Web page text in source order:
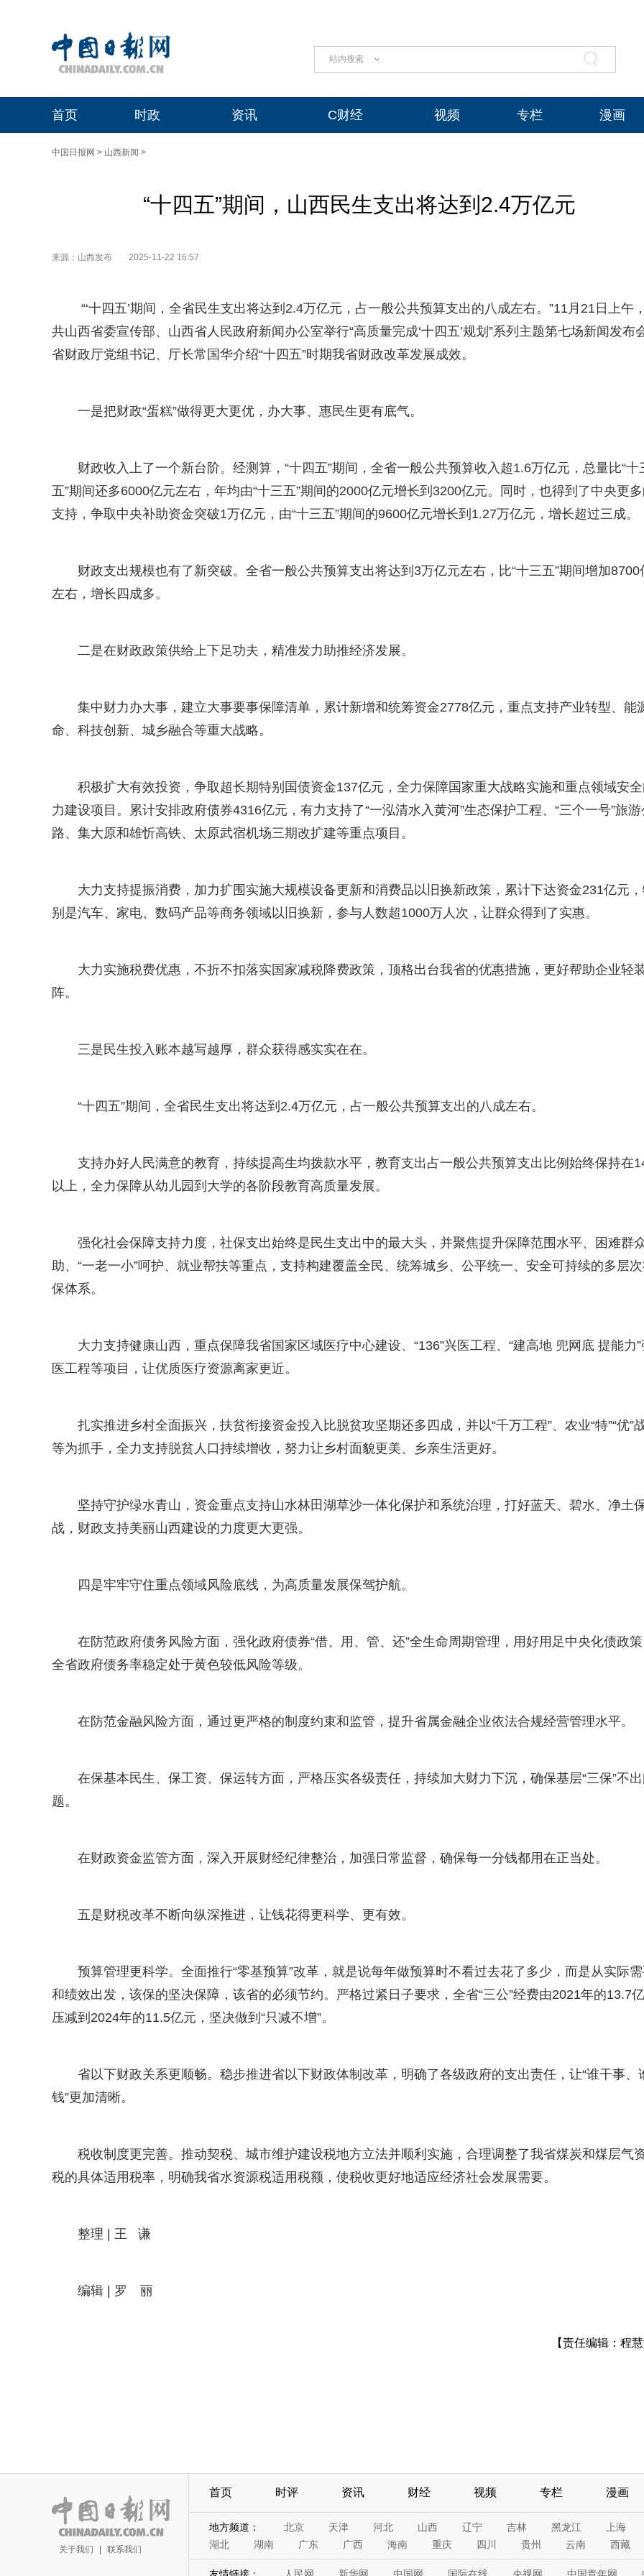
站内搜索
首页 时政 资讯 C财经 视频 专栏 漫画
中国日报网 > 山西新闻 >
“十四五”期间，山西民生支出将达到2.4万亿元
来源：山西发布 2025-11-22 16:57
“‘十四五’期间，全省民生支出将达到2.4万亿元，占一般公共预算支出的八成左右。”11月21日上午
共山西省委宣传部、山西省人民政府新闻办公室举行“高质量完成‘十四五’规划”系列主题第七场新闻发布
省财政厅党组书记、厅长常国华介绍“十四五”时期我省财政改革发展成效。
一是把财政“蛋糕”做得更大更优，办大事、惠民生更有底气。
财政收入上了一个新台阶。经测算，“十四五”期间，全省一般公共预算收入超1.6万亿元，总量比“十
五”期间还多6000亿元左右，年均由“十三五”期间的2000亿元增长到3200亿元。同时，也得到了中央更
支持，争取中央补助资金突破1万亿元，由“十三五”期间的9600亿元增长到1.27万亿元，增长超过三成。
财政支出规模也有了新突破。全省一般公共预算支出将达到3万亿元左右，比“十三五”期间增加8700
左右，增长四成多。
二是在财政政策供给上下足功夫，精准发力助推经济发展。
集中财力办大事，建立大事要事保障清单，累计新增和统筹资金2778亿元，重点支持产业转型、能
命、科技创新、城乡融合等重大战略。
积极扩大有效投资，争取超长期特别国债资金137亿元，全力保障国家重大战略实施和重点领域安
力建设项目。累计安排政府债券4316亿元，有力支持了“一泓清水入黄河”生态保护工程、“三个一号”旅游
路、集大原和雄忻高铁、太原武宿机场三期改扩建等重点项目。
大力支持提振消费，加力扩围实施大规模设备更新和消费品以旧换新政策，累计下达资金231亿元
别是汽车、家电、数码产品等商务领域以旧换新，参与人数超1000万人次，让群众得到了实惠。
大力实施税费优惠，不折不扣落实国家减税降费政策，顶格出台我省的优惠措施，更好帮助企业轻
阵。
三是民生投入账本越写越厚，群众获得感实实在在。
“十四五”期间，全省民生支出将达到2.4万亿元，占一般公共预算支出的八成左右。
支持办好人民满意的教育，持续提高生均拨款水平，教育支出占一般公共预算支出比例始终保持在
以上，全力保障从幼儿园到大学的各阶段教育高质量发展。
强化社会保障支持力度，社保支出始终是民生支出中的最大头，并聚焦提升保障范围水平、困难群
助、“一老一小”呵护、就业帮扶等重点，支持构建覆盖全民、统筹城乡、公平统一、安全可持续的多层
保体系。
大力支持健康山西，重点保障我省国家区域医疗中心建设、“136”兴医工程、“建高地 兜网底 提能力”
医工程等项目，让优质医疗资源离家更近。
扎实推进乡村全面振兴，扶贫衔接资金投入比脱贫攻坚期还多四成，并以“千万工程”、农业“特”“优”
等为抓手，全力支持脱贫人口持续增收，努力让乡村面貌更美、乡亲生活更好。
坚持守护绿水青山，资金重点支持山水林田湖草沙一体化保护和系统治理，打好蓝天、碧水、净土
战，财政支持美丽山西建设的力度更大更强。
四是牢牢守住重点领域风险底线，为高质量发展保驾护航。
在防范政府债务风险方面，强化政府债券“借、用、管、还”全生命周期管理，用好用足中央化债政
全省政府债务率稳定处于黄色较低风险等级。
在防范金融风险方面，通过更严格的制度约束和监管，提升省属金融企业依法合规经营管理水平。
在保基本民生、保工资、保运转方面，严格压实各级责任，持续加大财力下沉，确保基层“三保”不
题。
在财政资金监管方面，深入开展财经纪律整治，加强日常监督，确保每一分钱都用在正当处。
五是财税改革不断向纵深推进，让钱花得更科学、更有效。
预算管理更科学。全面推行“零基预算”改革，就是说每年做预算时不看过去花了多少，而是从实际
和绩效出发，该保的坚决保障，该省的必须节约。严格过紧日子要求，全省“三公”经费由2021年的13.7
压减到2024年的11.5亿元，坚决做到“只减不增”。
省以下财政关系更顺畅。稳步推进省以下财政体制改革，明确了各级政府的支出责任，让“谁干事、
钱”更加清晰。
税收制度更完善。推动契税、城市维护建设税地方立法并顺利实施，合理调整了我省煤炭和煤层气
税的具体适用税率，明确我省水资源税适用税额，使税收更好地适应经济社会发展需要。
整理 | 王 谦
编辑 | 罗 丽
【责任编辑：程
关于我们 | 联系我们
首页 时评 资讯 财经 视频 专栏 漫画
地方频道： 北京 天津 河北 山西 辽宁 吉林 黑龙江
上海
湖北
湖南 广东 广西 海南 重庆 四川 贵州 云南 西藏